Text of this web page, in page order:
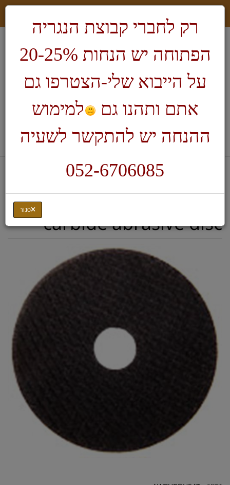
לעגלת הקניות
דיסקים לגילוף ופיסול בעץ-Kutzall דיסקים 2 אינץ' לגילוף ופיסול
2" flat profile tungsten
carbide abrasive disc
רק לחברי קבוצת הנגריה
הפתוחה יש הנחות 20-25%
על הייבוא שלי-הצטרפו גם
אתם ותהנו גם
למימוש
ההנחה יש להתקשר לשעיה
052-6706085
סגור